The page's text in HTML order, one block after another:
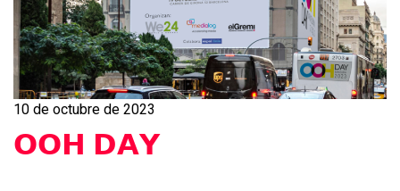
10 de octubre de 2023
𝗢𝗢𝗛 𝗗𝗔𝗬